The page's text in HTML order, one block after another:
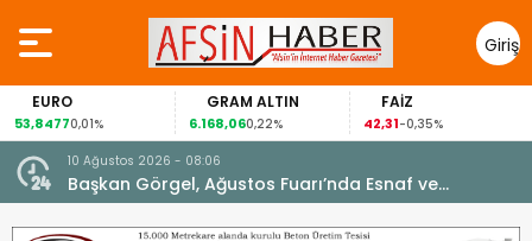
Giriş
Yap
EURO
0,01%
GRAM ALTIN
6.168,060,22%
FAİZ
42,31-0,35%
10 Ağustos 2026 - 08:06
Başkan Görgel, Ağustos Fuarı’nda Esnaf ve
Vatandaşlarla Buluştu.